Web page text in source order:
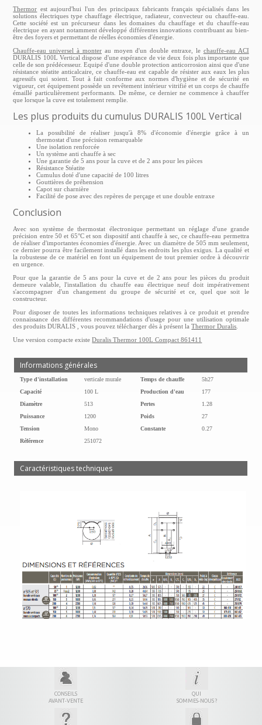
Thermor est aujourd'hui l'un des principaux fabricants français spécialisés dans les
solutions électriques type chauffage électrique, radiateur, convecteur ou chauffe-eau.
Cette société est un précurseur dans les domaines du chauffage et du chauffe-eau
électrique en ayant notamment développé différentes innovations contribuant au bien-
être des foyers et permettant de réelles économies d'énergie.
Chauffe-eau universel à monterau moyen d'un double entraxe, le chauffe-eau ACI
DURALIS 100L Vertical dispose d'une espérance de vie deux fois plus importante que
celle de son prédécesseur. Equipé d'une double protection anticorrosion ainsi que d'une
résistance stéatite anticalcaire, ce chauffe-eau est capable de résister aux eaux les plus
agressifs qui soient. Tout à fait conforme aux normes d'hygiène et de sécurité en
vigueur, cet équipement possède un revêtement intérieur vitrifié et un corps de chauffe
émaillé particulièrement performants. De même, ce dernier ne commence à chauffer
que lorsque la cuve est totalement remplie.
Les plus produits du cumulus DURALIS 100L Vertical
La possibilité de réaliser jusqu'à 8% d'économie d'énergie grâce à un
thermostat d'une précision remarquable
Une isolation renforcée
Un système anti chauffe à sec
Une garantie de 5 ans pour la cuve et de 2 ans pour les pièces
Résistance Stéatite
Cumulus doté d'une capacité de 100 litres
Gouttières de préhension
Capot sur charnière
Facilité de pose avec des repères de perçage et une double entraxe
Conclusion
Avec son système de thermostat électronique permettant un réglage d'une grande
précision entre 50 et 65°C et son dispositif anti chauffe à sec, ce chauffe-eau permettra
de réaliser d'importantes économies d'énergie. Avec un diamètre de 505 mm seulement,
ce dernier pourra être facilement installé dans les endroits les plus exigus. La qualité et
la robustesse de ce matériel en font un équipement de tout premier ordre à découvrir
en urgence.
Pour que la garantie de 5 ans pour la cuve et de 2 ans pour les pièces du produit
demeure valable, l'installation du chauffe eau électrique neuf doit impérativement
s'accompagner d'un changement du groupe de sécurité et ce, quel que soit le
constructeur.
Pour disposer de toutes les informations techniques relatives à ce produit et prendre
connaissance des différentes recommandations d'usage pour une utilisation optimale
des produits DURALIS , vous pouvez télécharger dès à présent laThermor Duralis
Une version compacte existeDuralis Thermor 100L Compact 861411
Informations générales
Type d'installation verticale murale Temps de chauffe
5h27
Capacité
100 L Production d'eau
177
Diamètre
513 Pertes
1.28
Puissance
1200 Poids
27
Tension
Mono Constante
0.27
Référence
251072
Caractéristiques techniques
CONSEILS
AVANT-VENTE
QUI
SOMMES-NOUS ?